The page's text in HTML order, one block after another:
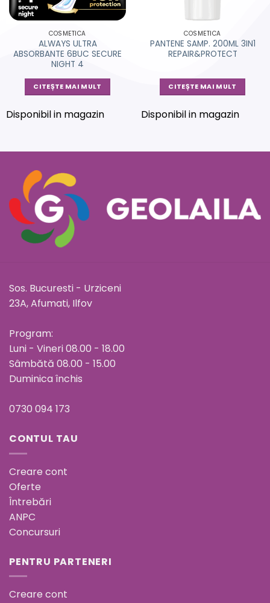
COSMETICA
ALWAYS ULTRA
ABSORBANTE 6BUC SECURE
NIGHT 4
CITEȘTE MAI MULT
Disponibil in magazin
COSMETICA
PANTENE SAMP. 200ML 3IN1
REPAIR&PROTECT
CITEȘTE MAI MULT
Disponibil in magazin
Sos. Bucuresti - Urziceni
23A, Afumati, Ilfov
Program:
Luni - Vineri 08.00 - 18.00
Sâmbătă 08.00 - 15.00
Duminica închis
0730 094 173
CONTUL TAU
Creare cont
Oferte
Întrebări
ANPC
Concursuri
PENTRU PARTENERI
Creare cont